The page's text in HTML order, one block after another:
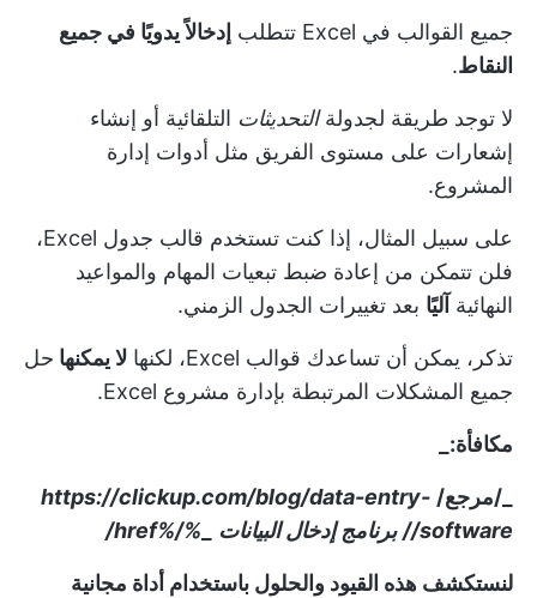
جميع القوالب في Excel تتطلب
إدخالاً يدويًا في جميع
النقاط.
لا توجد طريقة لجدولةالتحديثات التلقائية أو إنشاء
إشعارات على مستوى الفريق مثل أدوات إدارة
المشروع.
على سبيل المثال، إذا كنت تستخدم قالب جدول Excel،
فلن تتمكن من إعادة ضبط تبعيات المهام والمواعيد
النهائية آليًا بعد تغييرات الجدول الزمني.
تذكر، يمكن أن تساعدك قوالب Excel، لكنها لا يمكنها حل
جميع المشكلات المرتبطة بإدارة مشروع Excel.
مكافأة:_
_/مرجع/ https://clickup.com/blog/data-entry-
software//
برنامج إدخال البيانات %/%href/
لنستكشف هذه القيود والحلول باستخدام أداة مجانية